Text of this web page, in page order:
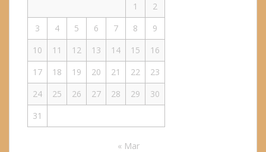
1
2
3
4 5 6 7 8
9
10
11 12 13 14 15
16
17
18 19 20 21 22
23
24
25 26 27 28 29
30
31
« Mar